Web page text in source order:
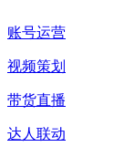
账号运营
视频策划
带货直播
达人联动